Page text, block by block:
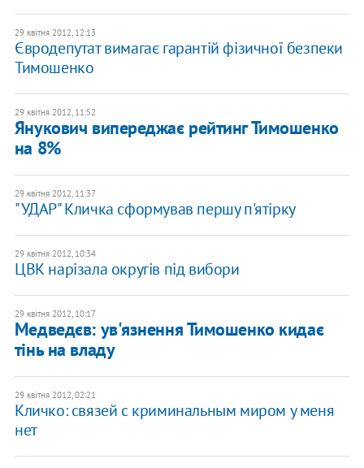
29 квітня 2012, 12:13
Євродепутат вимагає гарантій фізичної безпеки
Тимошенко
29 квітня 2012, 11:52
Янукович випереджає рейтинг Тимошенко
на 8%
29 квітня 2012, 11:37
"УДАР" Кличка сформував першу п'ятірку
29 квітня 2012, 10:34
ЦВК нарізала округів під вибори
29 квітня 2012, 10:17
Медведєв: ув'язнення Тимошенко кидає
тінь на владу
29 квітня 2012, 02:21
Кличко: связей с криминальным миром у меня
нет